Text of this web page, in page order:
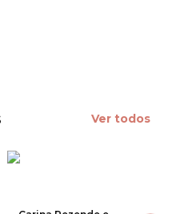
Ver todos